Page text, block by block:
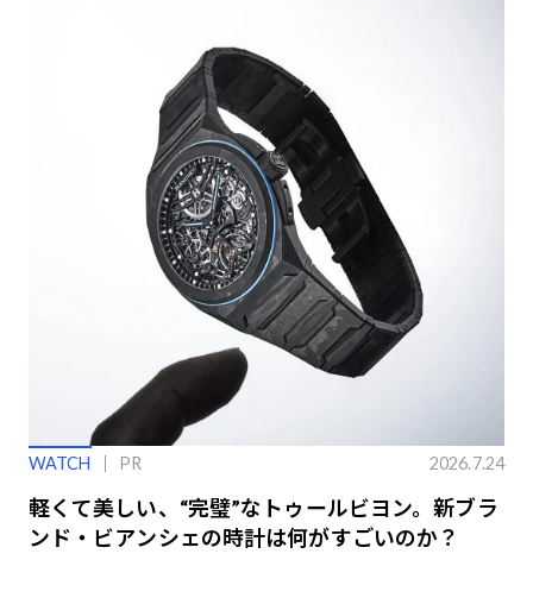
WATCH PR 2026.7.24
軽くて美しい、“完璧”なトゥールビヨン。新ブラ
ンド・ビアンシェの時計は何がすごいのか？